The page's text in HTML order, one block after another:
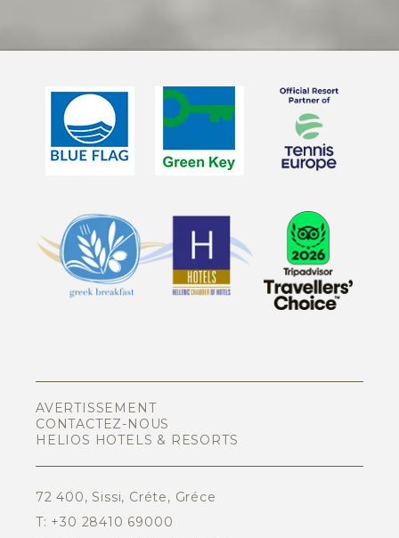
AVERTISSEMENT
CONTACTEZ-NOUS
HELIOS HOTELS & RESORTS
72 400, Sissi, Créte, Gréce
T: +30 28410 69000